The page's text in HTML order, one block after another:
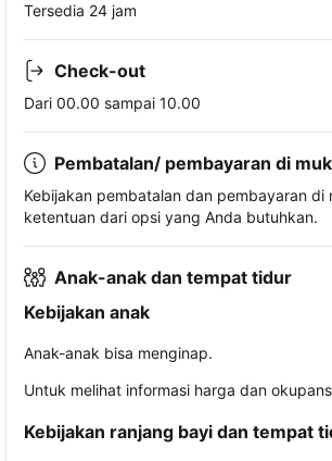
Tersedia 24 jam
Check-out
Dari 00.00 sampai 10.00
Pembatalan/ pembayaran di
Kebijakan pembatalan dan pembayaran
ketentuan dari opsi yang Anda butuhkan.
Anak-anak dan tempat tidur
Kebijakan anak
Anak-anak bisa menginap.
Untuk melihat informasi harga dan
Kebijakan ranjang bayi dan tempat